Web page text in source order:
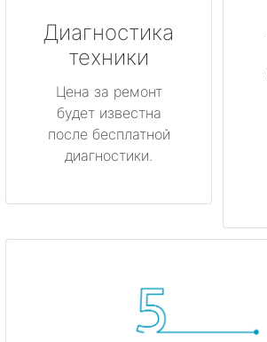
Диагностика
техники
Цена за ремонт
будет известна
после бесплатной
диагностики.